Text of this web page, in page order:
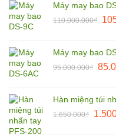
Máy may bao
110.000.000₫
Giá
Máy may bao
95.000.000₫ Giá
Hàn miệng túi
1.650.000₫
Giá